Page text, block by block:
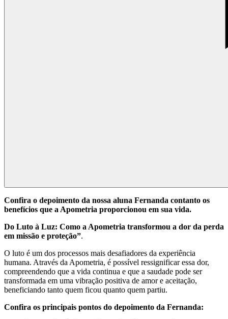
Confira o depoimento da nossa aluna Fernanda contanto os
benefícios que a Apometria proporcionou em sua vida.
Do Luto à Luz: Como a Apometria transformou a dor da perda
em missão e proteção”.
O luto é um dos processos mais desafiadores da experiência
humana. Através da Apometria, é possível ressignificar essa dor,
compreendendo que a vida continua e que a saudade pode ser
transformada em uma vibração positiva de amor e aceitação,
beneficiando tanto quem ficou quanto quem partiu.
Confira os principais pontos do depoimento da Fernanda: